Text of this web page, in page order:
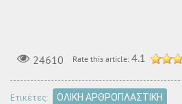
24610 Rate this article: 4.1
Ετικέτες:
ΟΛΙΚΗ ΑΡΘΡΟΠΛΑΣΤΙΚΗ